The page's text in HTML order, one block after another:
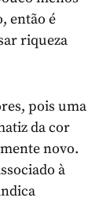
então é
riqueza
pois uma
da cor
novo.
à